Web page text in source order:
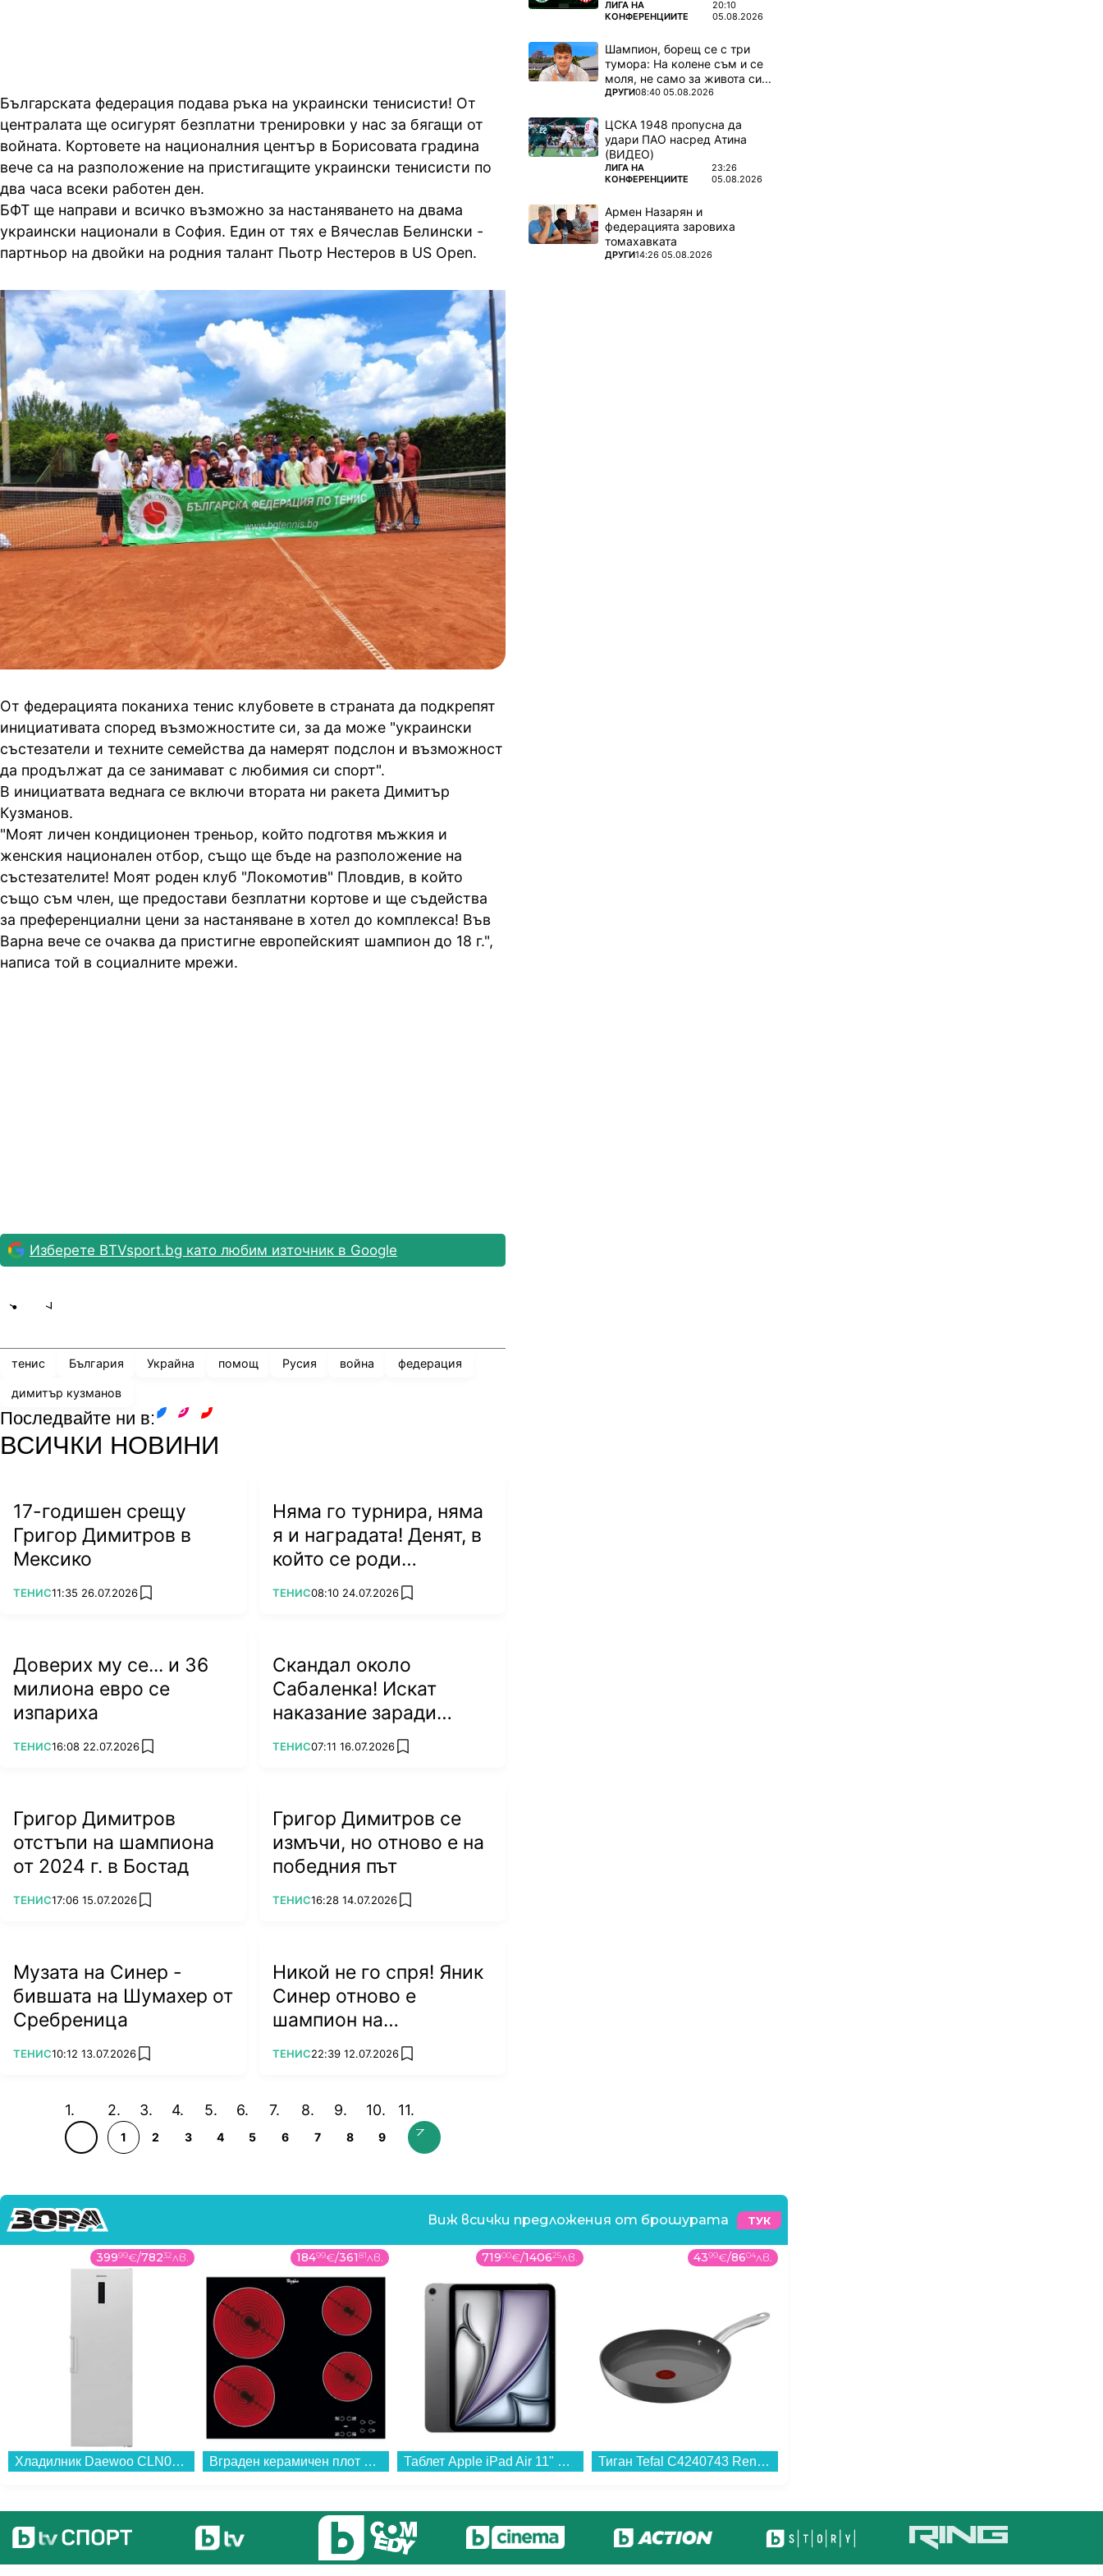
Българската федерация подава ръка на украински тенисисти! От
централата ще осигурят безплатни тренировки у нас за бягащи от
войната. Кортовете на националния център в Борисовата градина
вече са на разположение на пристигащите украински тенисисти по
два часа всеки работен ден.
БФТ ще направи и всичко възможно за настаняването на двама
украински национали в София. Един от тях е Вячеслав Белински -
партньор на двойки на родния талант Пьотр Нестеров в US Open.
От федерацията поканиха тенис клубовете в страната да подкрепят
инициативата според възможностите си, за да може "украински
състезатели и техните семейства да намерят подслон и възможност
да продължат да се занимават с любимия си спорт".
В инициатвата веднага се включи втората ни ракета Димитър
Кузманов.
"Моят личен кондиционен треньор, който подготвя мъжкия и
женския национален отбор, също ще бъде на разположение на
състезателите! Моят роден клуб "Локомотив" Пловдив, в който
също съм член, ще предостави безплатни кортове и ще съдейства
за преференциални цени за настаняване в хотел до комплекса! Във
Варна вече се очаква да пристигне европейският шампион до 18 г.",
написа той в социалните мрежи.
Изберете BTVsport.bg като любим източник в Google
тенис България Украйна помощ Русия война федерация
димитър кузманов
Последвайте ни в:
ВСИЧКИ НОВИНИ
17-годишен срещу
Григор Димитров в
Мексико
ПОВЕЧЕ ОТ
ТЕНИС11:35 26.07.2026 add favorites
Няма го турнира, няма
я и наградата! Денят, в
който се роди
легендата Джокович
ПОВЕЧЕ ОТ
ТЕНИС08:10 24.07.2026 add favorites
Доверих му се... и 36
милиона евро се
изпариха
ПОВЕЧЕ ОТ
ТЕНИС16:08 22.07.2026 add favorites
Скандал около
Сабаленка! Искат
наказание заради
посещението ѝ в
ПОВЕЧЕ ОТ
ТЕНИС07:11 16.07.2026 add favorites
Григор Димитров
отстъпи на шампиона
от 2024 г. в Бостад
ПОВЕЧЕ ОТ
ТЕНИС17:06 15.07.2026 add favorites
Григор Димитров се
измъчи, но отново е на
победния път
ПОВЕЧЕ ОТ
ТЕНИС16:28 14.07.2026 add favorites
Музата на Синер -
бившата на Шумахер от
Сребреница
ПОВЕЧЕ ОТ
ТЕНИС10:12 13.07.2026 add favorites
Никой не го спря! Яник
Синер отново е
шампион на
"Уимбълдън"
ПОВЕЧЕ ОТ
ТЕНИС22:39 12.07.2026 add favorites
1 2 3 4 5 6 7 8 9
ПОВЕЧЕ ОТ
ЛИГА НА
КОНФЕРЕНЦИИТЕ
20:10
05.08.2026
Шампион, борещ се с три
тумора: На колене съм и се
моля, не само за живота си...
ПОВЕЧЕ ОТ
ДРУГИ08:40 05.08.2026
ЦСКА 1948 пропусна да
удари ПАО насред Атина
(ВИДЕО)
ПОВЕЧЕ ОТ
ЛИГА НА
КОНФЕРЕНЦИИТЕ
23:26
05.08.2026
Армен Назарян и
федерацията заровиха
томахавката
ПОВЕЧЕ ОТ
ДРУГИ14:26 05.08.2026
Виж всички предложения от брошурата ТУК
39999€/78232лв.
Хладилник Daewoo CLN0375EWPA0-EU , 390 l, E , Бял...
18499€/36181лв.
Вграден керамичен плот Whirlpool AKT 8090/NE , Електрически...
71900€/140625лв.
Таблет Apple iPad Air 11" Wi-Fi 256GB Space Gray mca14 , 256 GB, 8 GB...
4399€/8604лв.
Тиган Tefal C4240743 Renew+ 30cm...